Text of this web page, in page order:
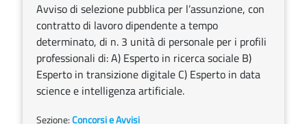
Avviso di selezione pubblica per l’assunzione, con
contratto di lavoro dipendente a tempo
determinato, di n. 3 unità di personale per i profili
professionali di: A) Esperto in ricerca sociale B)
Esperto in transizione digitale C) Esperto in data
science e intelligenza artificiale.
Sezione:Concorsi e Avvisi